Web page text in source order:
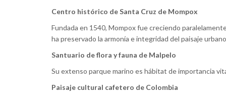
Centro histórico de Santa Cruz de Mompox
Fundada en 1540, Mompox fue creciendo
ha preservado la armonía e integridad del paisaje
Santuario de flora y fauna de Malpelo
Su extenso parque marino es hábitat de importancia
Paisaje cultural cafetero de Colombia